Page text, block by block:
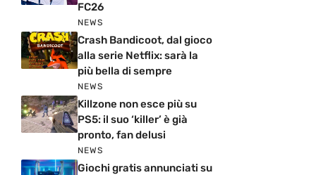
FC26
NEWS
Crash Bandicoot, dal gioco
alla serie Netflix: sarà la
più bella di sempre
NEWS
Killzone non esce più su
PS5: il suo ‘killer’ è già
pronto, fan delusi
NEWS
Giochi gratis annunciati su